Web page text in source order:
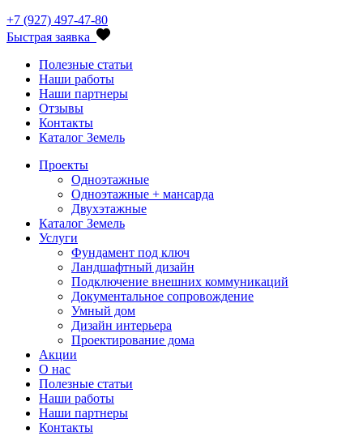
+7 (927) 497-47-80
Быстрая заявка
Полезные статьи
Наши работы
Наши партнеры
Отзывы
Контакты
Каталог Земель
Проекты
Одноэтажные
Одноэтажные + мансарда
Двухэтажные
Каталог Земель
Услуги
Фундамент под ключ
Ландшафтный дизайн
Подключение внешних коммуникаций
Документальное сопровождение
Умный дом
Дизайн интерьера
Проектирование дома
Акции
О нас
Полезные статьи
Наши работы
Наши партнеры
Контакты